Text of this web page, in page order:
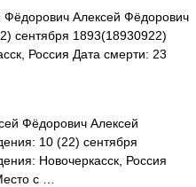
Алексей Фёдорович
сентября 1893(18930922)
Россия Дата смерти: 23
Фёдорович Алексей
10 (22) сентября
Новочеркасск, Россия
с …